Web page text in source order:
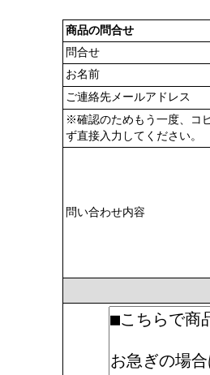
商品の問合せ
問合せ
お名前
ご連絡先メールアドレス
※確認のためもう一度、コ
ず直接入力してください。
問い合わせ内容